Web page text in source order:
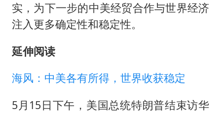
实，为下一步的中美经贸合作与世界经济
注入更多确定性和稳定性。
延伸阅读
海风：中美各有所得，世界收获稳定
5月15日下午，美国总统特朗普结束访华